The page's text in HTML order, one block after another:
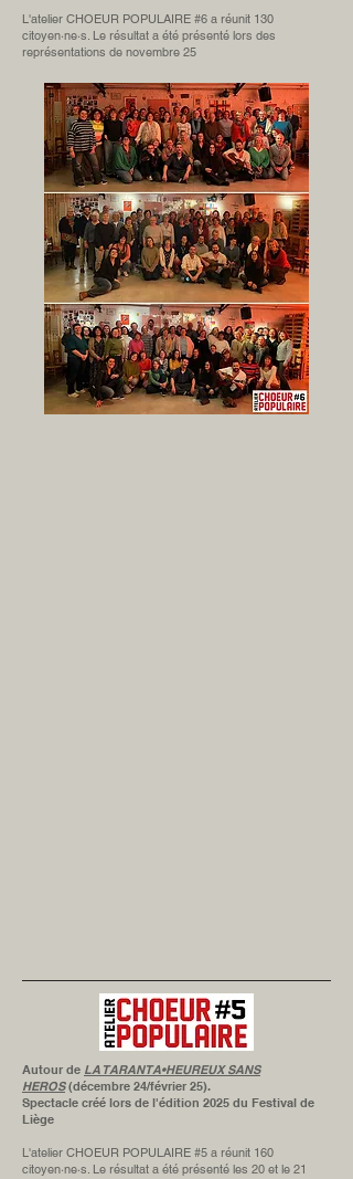
L'atelier CHOEUR POPULAIRE #6 a réunit 130
citoyen·ne·s. Le résultat a été présenté lors des
représentations de novembre 25
Autour de LA TARANTA•HEUREUX SANS
HEROS(décembre 24/février 25).
Spectacle créé lors de l'édition 2025 du Festival de
Liège
L'atelier CHOEUR POPULAIRE #5 a réunit 160
citoyen·ne·s. Le résultat a été présenté les 20 et le 21